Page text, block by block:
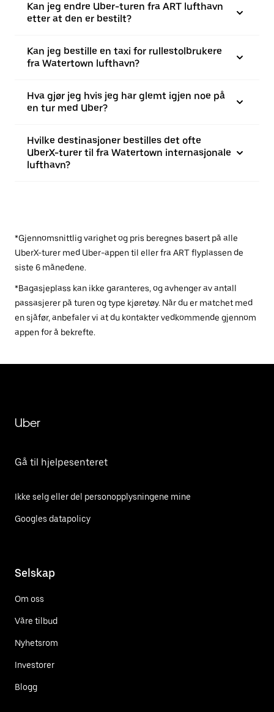
Kan jeg endre Uber-turen fra ART lufthavn
etter at den er bestilt?
Kan jeg bestille en taxi for rullestolbrukere
fra Watertown lufthavn?
Hva gjør jeg hvis jeg har glemt igjen noe på
en tur med Uber?
Hvilke destinasjoner bestilles det ofte
UberX-turer til fra Watertown internasjonale
lufthavn?
*Gjennomsnittlig varighet og pris beregnes basert på alle
UberX-turer med Uber-appen til eller fra ART flyplassen de
siste 6 månedene.
*Bagasjeplass kan ikke garanteres, og avhenger av antall
passasjerer på turen og type kjøretøy. Når du er matchet med
en sjåfør, anbefaler vi at du kontakter vedkommende gjennom
appen for å bekrefte.
Uber
Gå til hjelpesenteret
Ikke selg eller del personopplysningene mine
Googles datapolicy
Selskap
Om oss
Våre tilbud
Nyhetsrom
Investorer
Blogg